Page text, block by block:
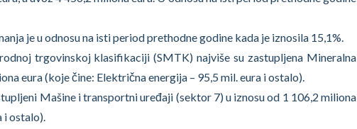
je u odnosu na isti period prethodne godine kada je iznosila 15,1%.
trgovinskoj klasifikaciji (SMTK) najviše su zastupljena Mineralna
eura (koje čine: Električna energija – 95,5 mil. eura i ostalo).
Mašine i transportni uređaji (sektor 7) u iznosu od 1 106,2 miliona
i ostalo).